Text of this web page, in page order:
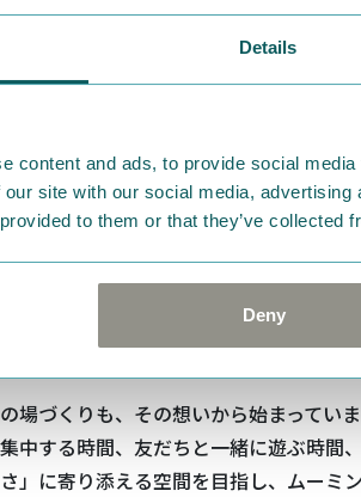
Details
content and ads, to provide social
site with our social media,
to them or that they’ve collected
Deny
いては決定次第、お知らせします。お
ァンデリバリーとは
ンデリバリー」は、フィンランド生ま
るプログラムです。
の暮らすムーミンやしきでは、いつでも
いません。どんな個性も、どんな過ご
場づくりも、その想いから始まっていま
中する時間、友だちと一緒に遊ぶ時間
」に寄り添える空間を目指し、ムーミ